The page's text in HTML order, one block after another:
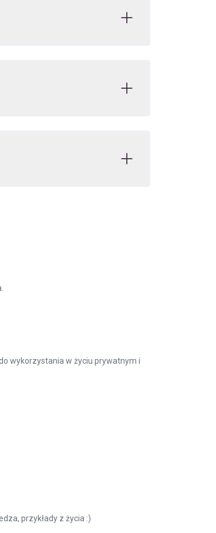
wykorzystania w życiu prywatnym i
przykłady z życia :)